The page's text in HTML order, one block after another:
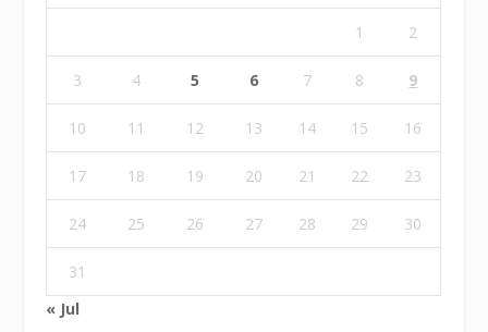
1 2
3 4 5 6 7 8 9
10 11 12 13 14 15 16
17 18 19 20 21 22 23
24 25 26 27 28 29 30
31
« Jul